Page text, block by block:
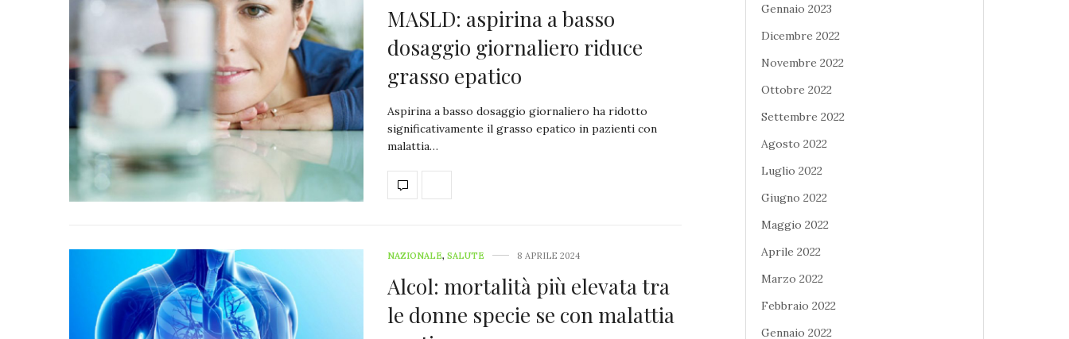
MASLD: aspirina a basso
dosaggio giornaliero riduce
grasso epatico
Aspirina a basso dosaggio giornaliero ha ridotto
significativamente il grasso epatico in pazienti con
malattia…
NAZIONALE, SALUTE 8 APRILE 2024
Alcol: mortalità più elevata tra
le donne specie se con malattia
Gennaio 2023
Dicembre 2022
Novembre 2022
Ottobre 2022
Settembre 2022
Agosto 2022
Luglio 2022
Giugno 2022
Maggio 2022
Aprile 2022
Marzo 2022
Febbraio 2022
Gennaio 2022